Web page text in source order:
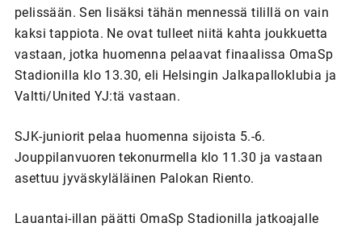
pelissään. Sen lisäksi tähän mennessä tilillä on vain
kaksi tappiota. Ne ovat tulleet niitä kahta joukkuetta
vastaan, jotka huomenna pelaavat finaalissa OmaSp
Stadionilla klo 13.30, eli Helsingin Jalkapalloklubia ja
Valtti/United YJ:tä vastaan.
SJK-juniorit pelaa huomenna sijoista 5.-6.
Jouppilanvuoren tekonurmella klo 11.30 ja vastaan
asettuu jyväskyläläinen Palokan Riento.
Lauantai-illan päätti OmaSp Stadionilla jatkoajalle